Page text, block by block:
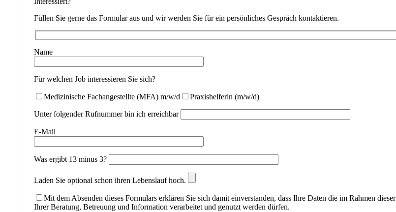
Füllen Sie gerne das Formular aus und wir werden Sie für ein persönliches Gespräch kontaktieren.
Name
Für welchen Job interessieren Sie sich?
Medizinische Fachangestellte (MFA) m/w/d Praxishelferin (m/w/d)
Unter folgender Rufnummer bin ich erreichbar
E-Mail
Was ergibt 13 minus 3?
Laden Sie optional schon ihren Lebenslauf hoch.
Mit dem Absenden dieses Formulars erklären Sie sich damit einverstanden, dass Ihre Daten die im Rahmen
Ihrer Beratung, Betreuung und Information verarbeitet und genutzt werden dürfen.